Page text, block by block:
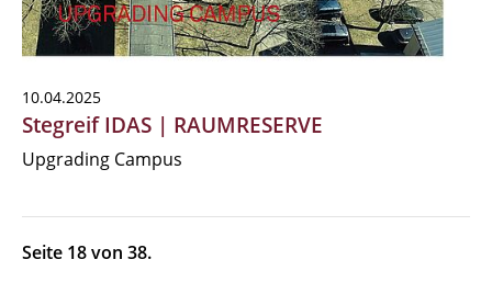
10.04.2025
Stegreif IDAS | RAUMRESERVE
Upgrading Campus
Seite 18 von 38.